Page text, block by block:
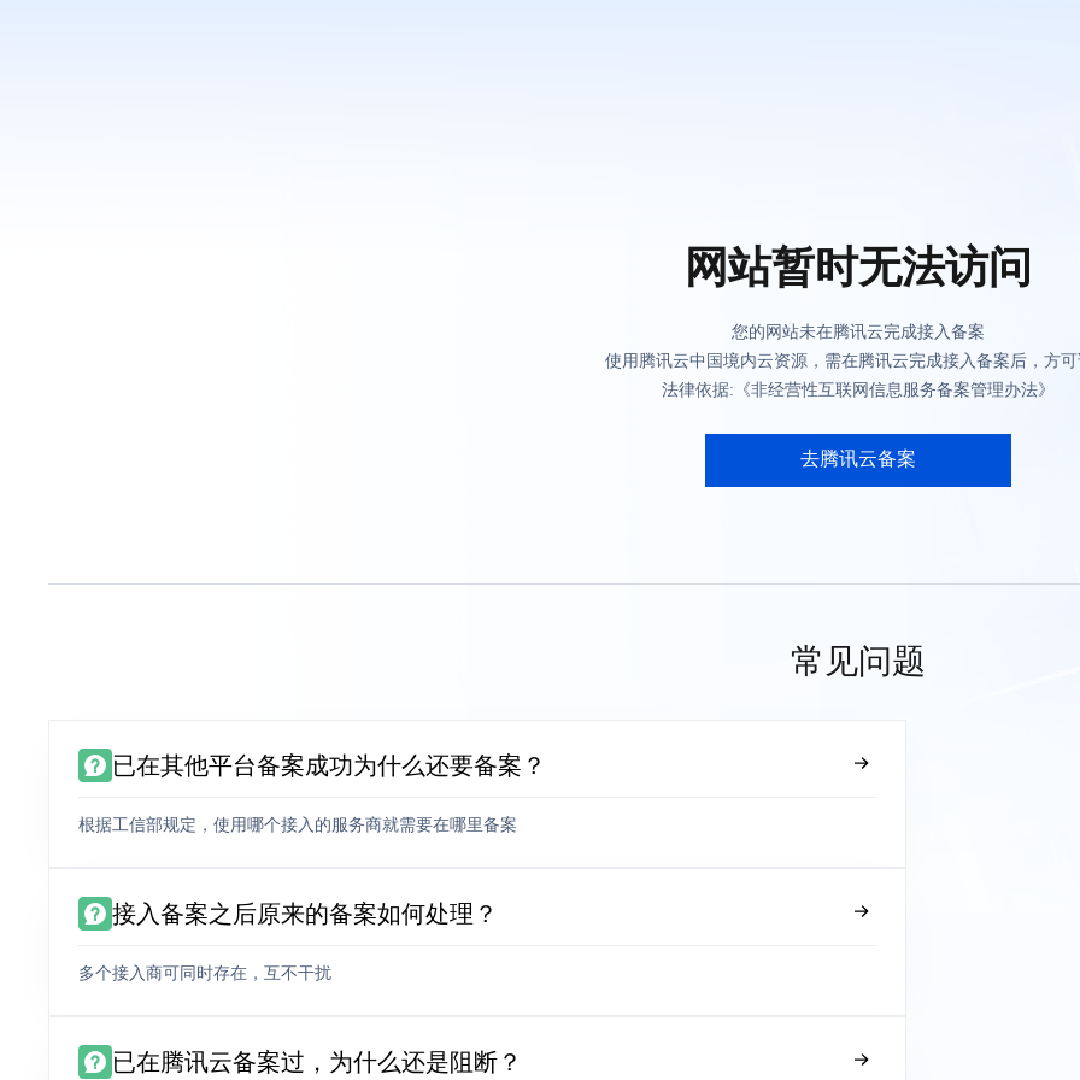
网站暂时无法访问
您的网站未在腾讯云完成接入备案
使用腾讯云中国境内云资源，需在腾讯云完成接入备案后，方
法律依据:《非经营性互联网信息服务备案管理办法》
去腾讯云备案
常见问题
已在其他平台备案成功为什么还要备案？
根据工信部规定，使用哪个接入的服务商就需要在哪里备案
接入备案之后原来的备案如何处理？
多个接入商可同时存在，互不干扰
已在腾讯云备案过，为什么还是阻断？